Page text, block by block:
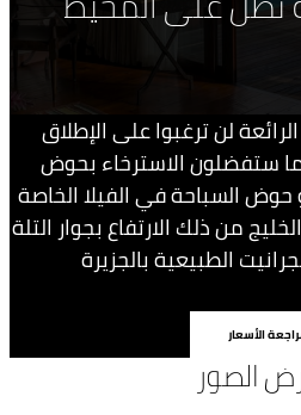
لن ترغبوا على الإطلاق
ستفضلون الاسترخاء بحوض
حوض السباحة في الفيلا الخاصة
من ذلك الارتفاع بجوار التلة
الأسعار
الصور